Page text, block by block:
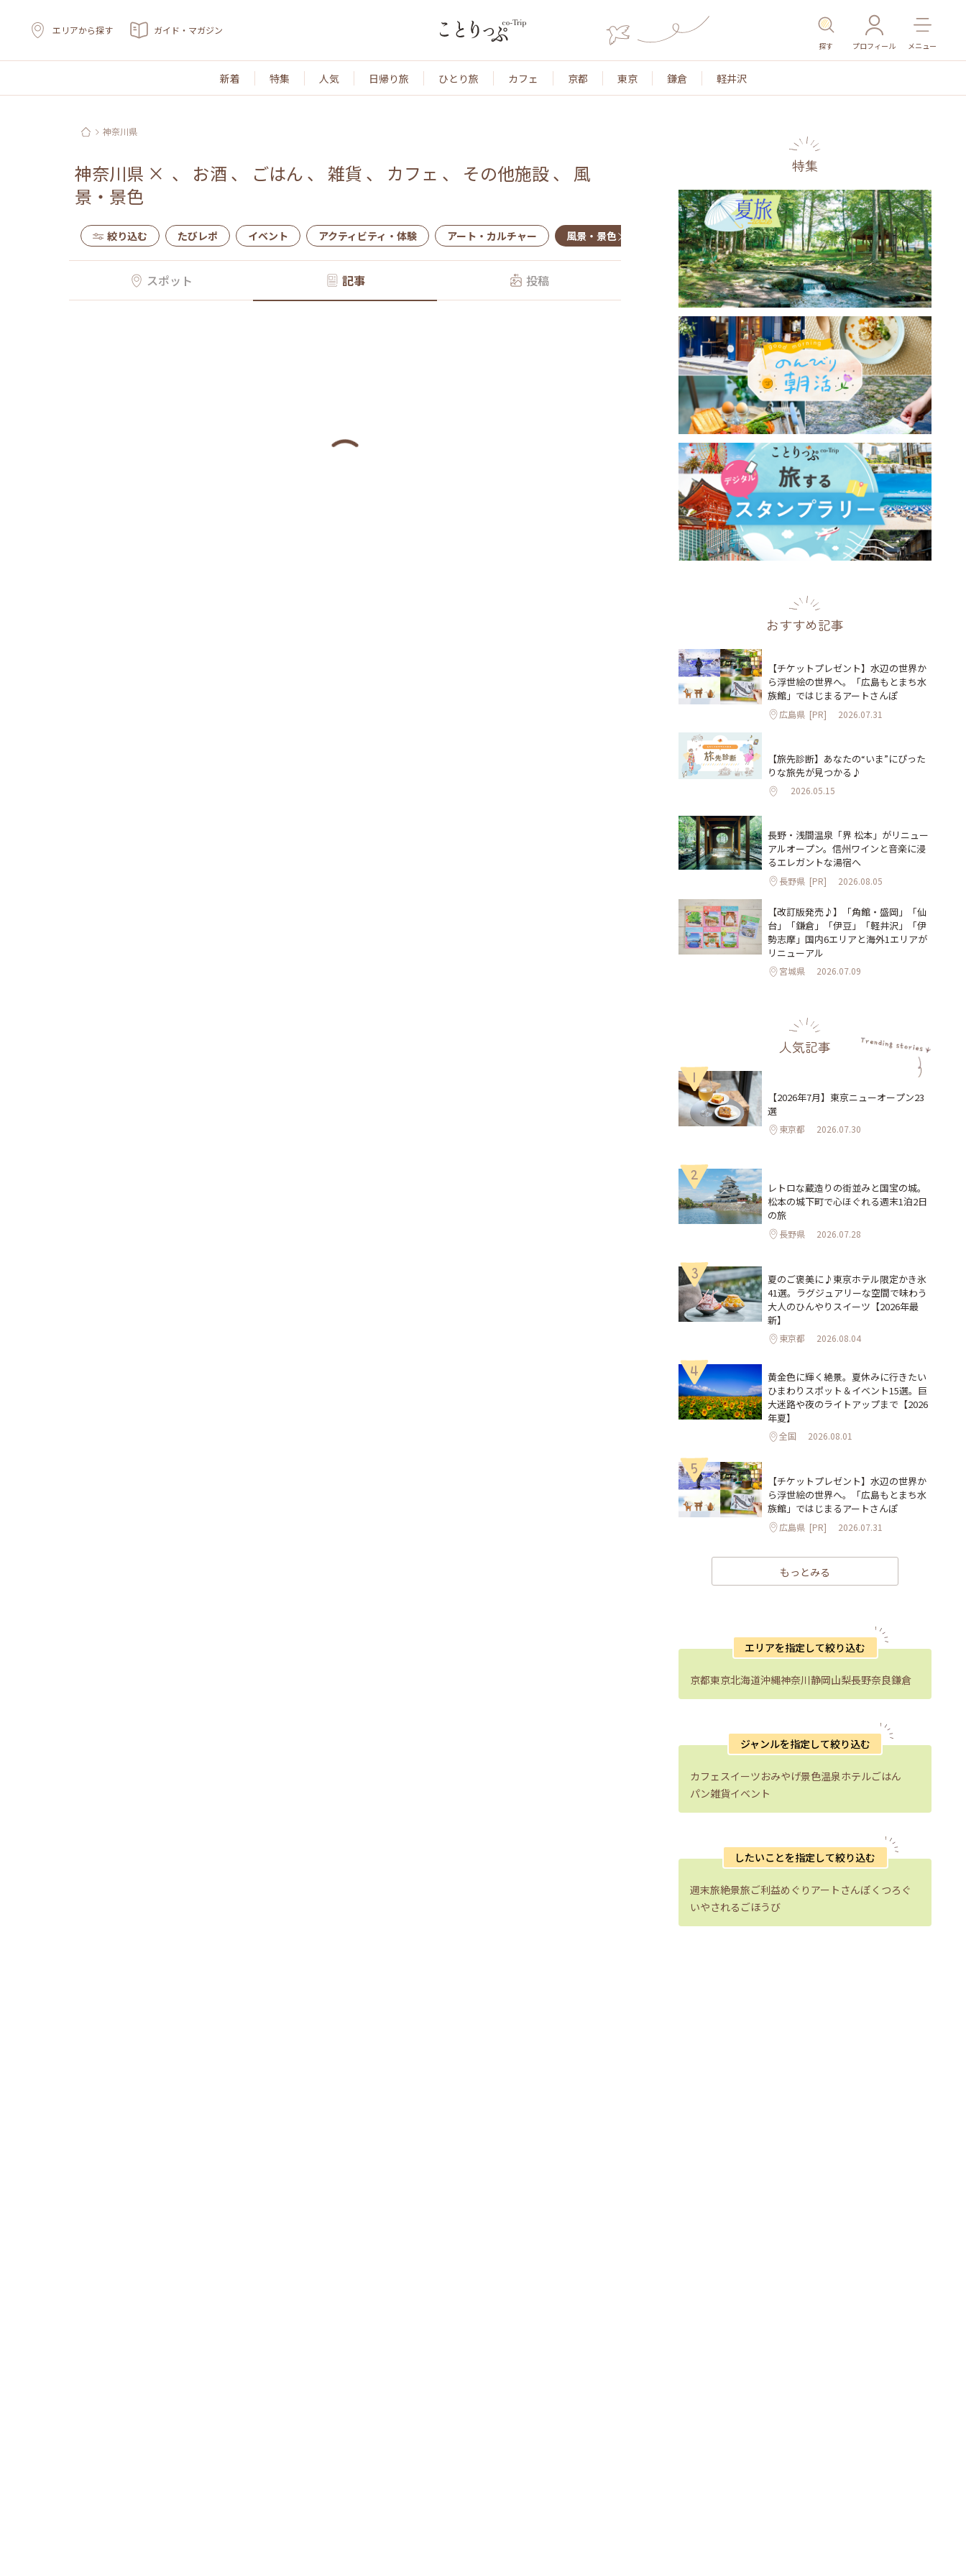
エリアから探す ガイド・マガジン
探す プロフィール メニュー
新着 特集 人気 日帰り旅 ひとり旅 カフェ 京都 東京 鎌倉 軽井沢
神奈川県
神奈川県 × 、 お酒 、 ごはん 、 雑貨 、 カフェ 、 その他施設、 風
景・景色
絞り込む たびレポ イベント アクティビティ・体験 アート・カルチャー 風景・景色 名所・旧跡 温泉・スパ その他施設 ごはん
スポット 記事 投稿
特集
おすすめ記事
【チケットプレゼント】水辺の世界か
ら浮世絵の世界へ。「広島もとまち水
族館」ではじまるアートさんぽ
広島県 [PR] 2026.07.31
【旅先診断】あなたの“いま”にぴった
りな旅先が見つかる♪
2026.05.15
長野・浅間温泉「界 松本」がリニュー
アルオープン。信州ワインと音楽に浸
るエレガントな湯宿へ
長野県 [PR] 2026.08.05
【改訂版発売♪】「角館・盛岡」「仙
台」「鎌倉」「伊豆」「軽井沢」「伊
勢志摩」国内6エリアと海外1エリアが
リニューアル
宮城県 2026.07.09
人気記事
1
【2026年7月】東京ニューオープン23
選
東京都 2026.07.30
2
レトロな蔵造りの街並みと国宝の城。
松本の城下町で心ほぐれる週末1泊2日
の旅
長野県 2026.07.28
3
夏のご褒美に♪東京ホテル限定かき氷
41選。ラグジュアリーな空間で味わう
大人のひんやりスイーツ【2026年最
新】
東京都 2026.08.04
4
黄金色に輝く絶景。夏休みに行きたい
ひまわりスポット＆イベント15選。巨
大迷路や夜のライトアップまで【2026
年夏】
全国 2026.08.01
5
【チケットプレゼント】水辺の世界か
ら浮世絵の世界へ。「広島もとまち水
族館」ではじまるアートさんぽ
広島県 [PR] 2026.07.31
もっとみる
エリアを指定して絞り込む
京都東京北海道沖縄神奈川静岡山梨長野奈良鎌倉
ジャンルを指定して絞り込む
カフェスイーツおみやげ景色温泉ホテルごはん
パン雑貨イベント
したいことを指定して絞り込む
週末旅絶景旅ご利益めぐり アートさんぽ くつろぐ
いやされる ごほうび